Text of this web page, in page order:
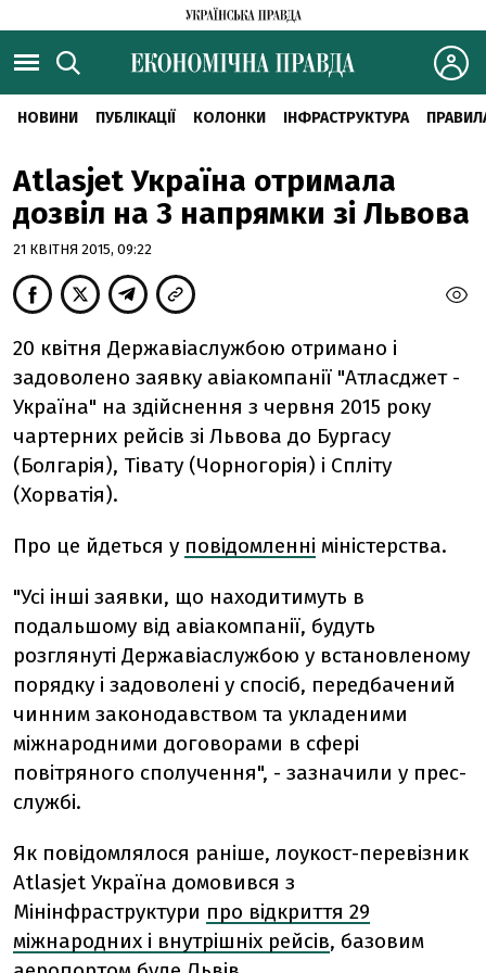
НОВИНИ ПУБЛІКАЦІЇ КОЛОНКИ ІНФРАСТРУКТУРА
Atlasjet Україна отримала
дозвіл на 3 напрямки зі Львова
21 КВІТНЯ 2015, 09:22
20 квітня Державіаслужбою отримано і
задоволено заявку авіакомпанії "Атласджет -
Україна" на здійснення з червня 2015 року
чартерних рейсів зі Львова до Бургасу
(Болгарія), Тівату (Чорногорія) і Спліту
(Хорватія).
Про це йдеться у повідомленні міністерства.
"Усі інші заявки, що находитимуть в
подальшому від авіакомпанії, будуть
розглянуті Державіаслужбою у встановленому
порядку і задоволені у спосіб, передбачений
чинним законодавством та укладеними
міжнародними договорами в сфері
повітряного сполучення", - зазначили у прес-
службі.
Як повідомлялося раніше, лоукост-перевізник
Atlasjet Україна домовився з
Мінінфраструктури про відкриття 29
міжнародних і внутрішніх рейсів, базовим